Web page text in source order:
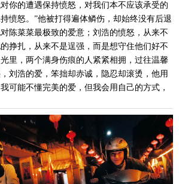
你的遭遇保持愤怒，对我们本不应该承受的
愤怒。”他被打得遍体鳞伤，却始终没有后退
陈菜菜最极致的爱意；刘浩的愤怒，从来不
挣扎，从来不是逞强，而是想守住他们好不
里，两个满身伤痕的人紧紧相拥，过往温馨
刘浩的爱，笨拙却赤诚，隐忍却滚烫，他用
可能不懂完美的爱，但我会用自己的方式，